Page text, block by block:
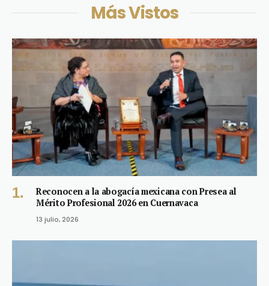
Más Vistos
Reconocen a la abogacía mexicana con Presea al
Mérito Profesional 2026 en Cuernavaca
13 julio, 2026